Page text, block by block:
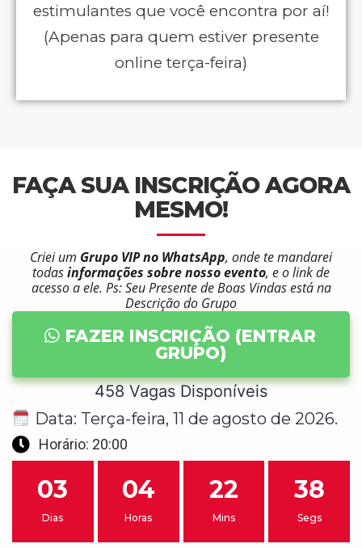
estimulantes que você encontra por aí!
(Apenas para quem estiver presente
online terça-feira)
FAÇA SUA INSCRIÇÃO AGORA
MESMO!
Criei um Grupo VIP no WhatsApp, onde te mandarei
todasinformações sobre nosso evento, e o link de
acesso a ele. Ps: Seu Presente de Boas Vindas está na
Descrição do Grupo
FAZER INSCRIÇÃO (ENTRAR
GRUPO)
455 Vagas Disponíveis
Data: Terça-feira, 11 de agosto de 2026.
Horário: 20:00
03
Dias
04
Horas
22
Mins
37
Segs